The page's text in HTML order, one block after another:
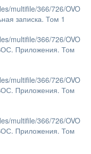
multifile/366/726/OVO
записка. Том 1
multifile/366/726/OVO
Приложения. Том
multifile/366/726/OVO
Приложения. Том
multifile/366/726/OVO
Приложения. Том